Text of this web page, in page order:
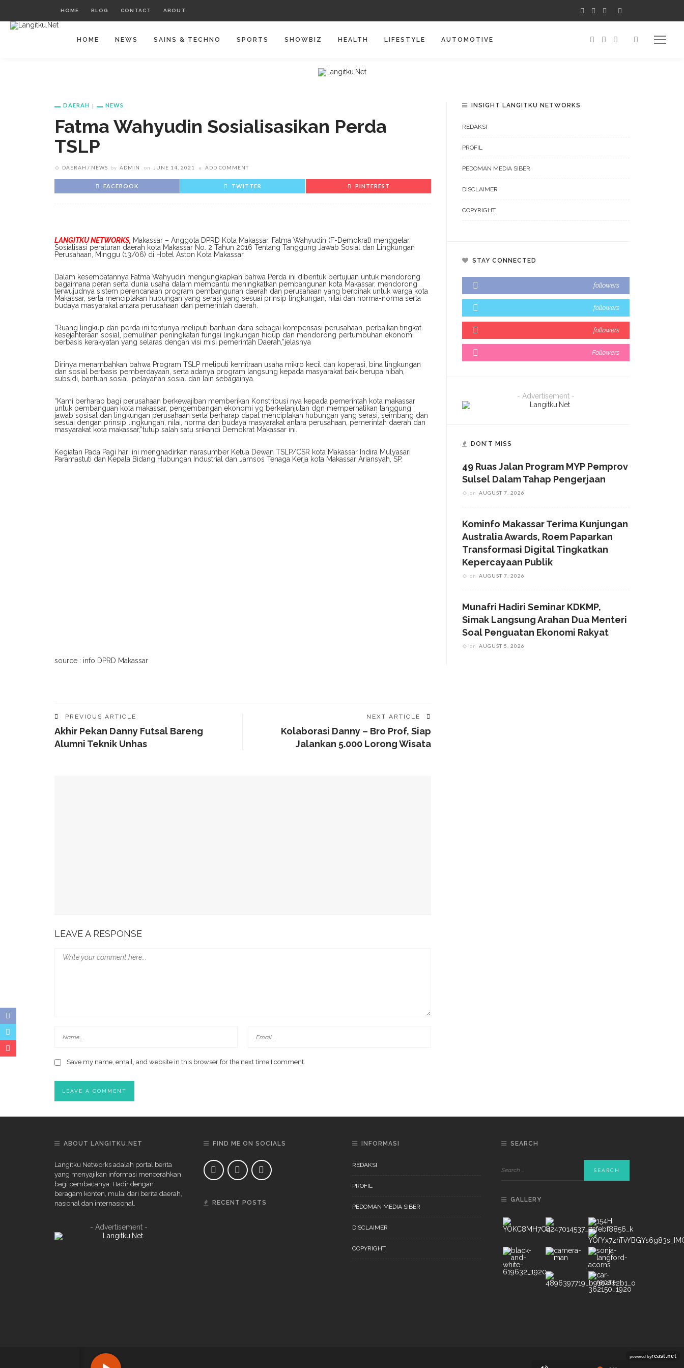
HOME BLOG CONTACT ABOUT
HOME NEWS SAINS & TECHNO SPORTS SHOWBIZ HEALTH LIFESTYLE AUTOMOTIVE
DAERAH NEWS
Fatma Wahyudin Sosialisasikan Perda
TSLP
DAERAH NEWS by ADMIN on JUNE 14, 2021 ADD COMMENT
FACEBOOK TWITTER PINTEREST
LANGITKU NETWORKS, Makassar – Anggota DPRD Kota Makassar, Fatma Wahyudin (F-Demokrat) menggelar
Sosialisasi peraturan daerah kota Makassar No. 2 Tahun 2016 Tentang Tanggung Jawab Sosial dan Lingkungan
Perusahaan, Minggu (13/06) di Hotel Aston Kota Makassar.
Dalam kesempatannya Fatma Wahyudin mengungkapkan bahwa Perda ini dibentuk bertujuan untuk mendorong
bagaimana peran serta dunia usaha dalam membantu meningkatkan pembangunan kota Makassar, mendorong
terwujudnya sistem perencanaan program pembangunan daerah dan perusahaan yang berpihak untuk warga kota
Makassar, serta menciptakan hubungan yang serasi yang sesuai prinsip lingkungan, nilai dan norma-norma serta
budaya masyarakat antara perusahaan dan pemerintah daerah.
“Ruang lingkup dari perda ini tentunya meliputi bantuan dana sebagai kompensasi perusahaan, perbaikan tingkat
kesejahteraan sosial, pemulihan peningkatan fungsi lingkungan hidup dan mendorong pertumbuhan ekonomi
berbasis kerakyatan yang selaras dengan visi misi pemerintah Daerah,”jelasnya
Dirinya menambahkan bahwa Program TSLP meliputi kemitraan usaha mikro kecil dan koperasi, bina lingkungan
dan sosial berbasis pemberdayaan, serta adanya program langsung kepada masyarakat baik berupa hibah,
subsidi, bantuan sosial, pelayanan sosial dan lain sebagainya.
“Kami berharap bagi perusahaan berkewajiban memberikan Konstribusi nya kepada pemerintah kota makassar
untuk pembanguan kota makassar, pengembangan ekonomi yg berkelanjutan dgn memperhatikan tanggung
jawab sosisal dan lingkungan perusahaan serta berharap dapat menciptakan hubungan yang serasi, seimbang dan
sesuai dengan prinsip lingkungan, nilai, norma dan budaya masyarakat antara perusahaan, pemerintah daerah dan
masyarakat kota makassar,”tutup salah satu srikandi Demokrat Makassar ini.
Kegiatan Pada Pagi hari ini menghadirkan narasumber Ketua Dewan TSLP/CSR kota Makassar Indira Mulyasari
Paramastuti dan Kepala Bidang Hubungan Industrial dan Jamsos Tenaga Kerja kota Makassar Ariansyah, SP.
source : info DPRD Makassar
PREVIOUS ARTICLE
Akhir Pekan Danny Futsal Bareng
Alumni Teknik Unhas
NEXT ARTICLE
Kolaborasi Danny – Bro Prof, Siap
Jalankan 5.000 Lorong Wisata
LEAVE A RESPONSE
Save my name, email, and website in this browser for the next time I comment.
INSIGHT LANGITKU NETWORKS
REDAKSI
PROFIL
PEDOMAN MEDIA SIBER
DISCLAIMER
COPYRIGHT
STAY CONNECTED
followers
followers
followers
Followers
- Advertisement -
DON’T MISS
49 Ruas Jalan Program MYP Pemprov
Sulsel Dalam Tahap Pengerjaan
on AUGUST 7, 2026
Kominfo Makassar Terima Kunjungan
Australia Awards, Roem Paparkan
Transformasi Digital Tingkatkan
Kepercayaan Publik
on AUGUST 7, 2026
Munafri Hadiri Seminar KDKMP,
Simak Langsung Arahan Dua Menteri
Soal Penguatan Ekonomi Rakyat
on AUGUST 5, 2026
ABOUT LANGITKU.NET
Langitku Networks adalah portal berita
yang menyajikan informasi mencerahkan
bagi pembacanya. Hadir dengan
beragam konten, mulai dari berita daerah,
nasional dan internasional.
- Advertisement -
FIND ME ON SOCIALS
RECENT POSTS
INFORMASI
REDAKSI
PROFIL
PEDOMAN MEDIA SIBER
DISCLAIMER
COPYRIGHT
SEARCH
GALLERY